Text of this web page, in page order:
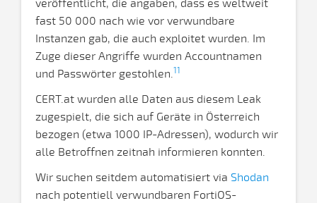
veröffentlicht, die angaben, dass es weltweit
fast 50 000 nach wie vor verwundbare
Instanzen gab, die auch exploitet wurden. Im
Zuge dieser Angriffe wurden Accountnamen
und Passwörter gestohlen.11
CERT.at wurden alle Daten aus diesem Leak
zugespielt, die sich auf Geräte in Österreich
bezogen (etwa 1000 IP-Adressen), wodurch wir
alle Betroffnen zeitnah informieren konnten.
Wir suchen seitdem automatisiert via Shodan
nach potentiell verwundbaren FortiOS-